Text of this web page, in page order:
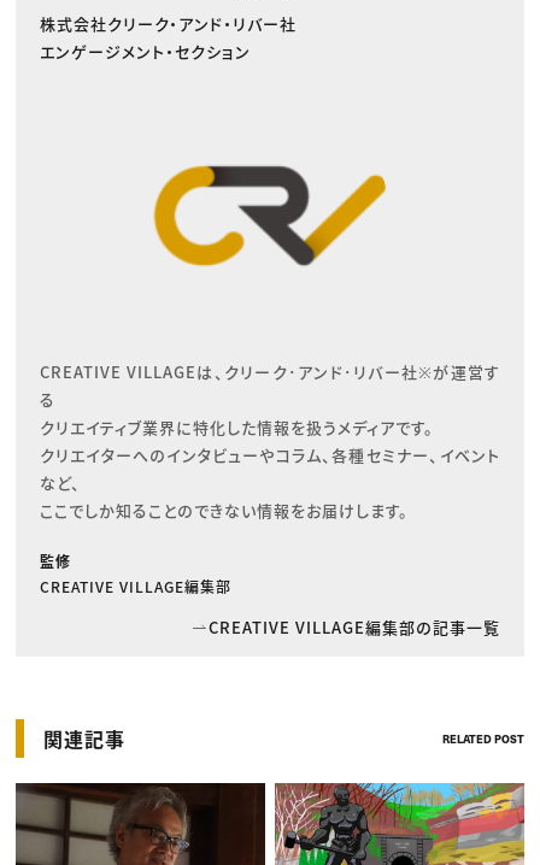
株式会社クリーク・アンド・リバー社
エンゲージメント・セクション
CREATIVE VILLAGEは、クリーク･アンド･リバー社※が運営す
る
クリエイティブ業界に特化した情報を扱うメディアです。
クリエイターへのインタビューやコラム、各種セミナー、イベント
など、
ここでしか知ることのできない情報をお届けします。
監修
CREATIVE VILLAGE編集部
CREATIVE VILLAGE編集部の記事一覧
関連記事 RELATED POST